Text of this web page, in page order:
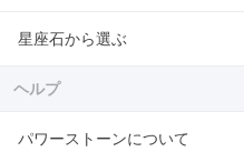
星座石から選ぶ
ヘルプ
パワーストーンについて